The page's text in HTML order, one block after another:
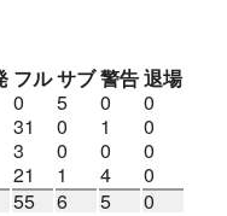
フルサブ警告退場
0 5 0
0
31 0 1
0
3 0 0
0
21 1 4
0
55 6 5 0